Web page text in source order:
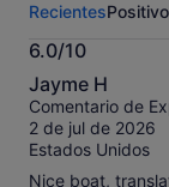
Más
información
sobre
nuestros
comentarios
contrastados.
Recientes
6.0/10
6.0
sobre
10
Jayme H
Comentario de
2 de jul de 2026
Estados Unidos
Nice boat,